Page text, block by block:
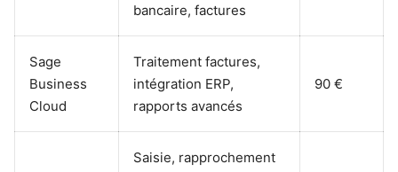
bancaire, factures
Sage
Business
Cloud
Traitement factures,
intégration ERP,
rapports avancés
90 €
Saisie, rapprochement